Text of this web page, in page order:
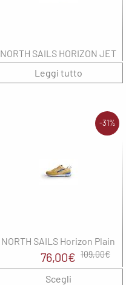
NORTH SAILS HORIZON JET
Leggi tutto
-31%
NORTH SAILS Horizon Plain
109,00€
Il
prezzo
76,00€ Il
Scegli